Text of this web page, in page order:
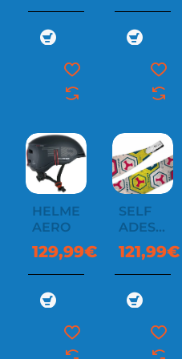
HELMET
AERO
129,99€
SELF
ADESIVE
SKINS
MAESTRO.
2
121,99€